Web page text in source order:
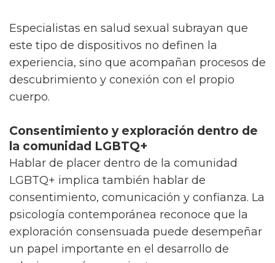
Especialistas en salud sexual subrayan que
este tipo de dispositivos no definen la
experiencia, sino que acompañan procesos de
descubrimiento y conexión con el propio
cuerpo.
Consentimiento y exploración dentro de
la comunidad LGBTQ+
Hablar de placer dentro de la comunidad
LGBTQ+ implica también hablar de
consentimiento, comunicación y confianza. La
psicología contemporánea reconoce que la
exploración consensuada puede desempeñar
un papel importante en el desarrollo de